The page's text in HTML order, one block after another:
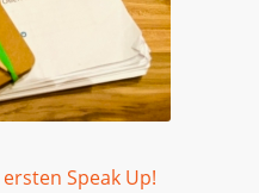
ersten Speak Up!